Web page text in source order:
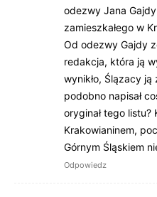
odezwy Jana
zamieszkałego w
Od odezwy Gajdy
redakcja, która ją
wynikło, Ślązacy
podobno napisał
oryginał tego listu?
Krakowianinem,
Górnym Śląskiem
Odpowiedz